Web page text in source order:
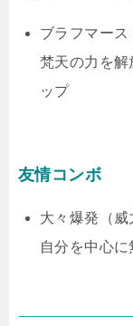
ブラフマース
梵天の力を解
ップ
友情コンボ
大々爆発（威
自分を中心